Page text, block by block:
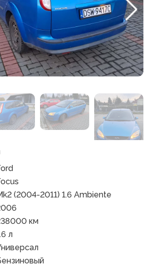
(2004-2011) 1.6 Ambiente
км
л